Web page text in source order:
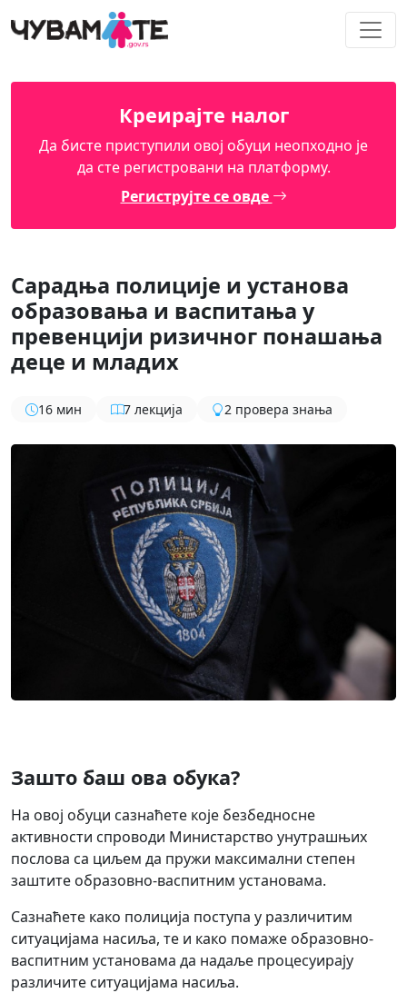
Креирајте налог
Да бисте приступили овој обуци неопходно је
да сте регистровани на платформу.
Региструјте се овде
Сарадња полиције и установа
образовања и васпитања у
превенцији ризичног понашања
деце и младих
16 мин 7 лекција 2 провера знања
Зашто баш ова обука?
На овој обуци сазнаћете које безбедносне
активности спроводи Министарство унутрашњих
послова са циљем да пружи максимални степен
заштите образовно-васпитним установама.
Сазнаћете како полиција поступа у различитим
ситуацијама насиља, те и како помаже образовно-
васпитним установама да надаље процесуирају
различите ситуацијама насиља.